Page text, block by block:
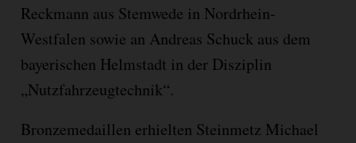
Reckmann aus Stemwede in Nordrhein-
Westfalen sowie an Andreas Schuck aus dem
bayerischen Helmstadt in der Disziplin
„Nutzfahrzeugtechnik“.
Bronzemedaillen erhielten Steinmetz Michael